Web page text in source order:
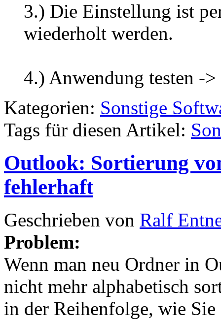
3.) Die Einstellung ist
wiederholt werden.
4.) Anwendung testen -
Kategorien: Sonstige
Tags für diesen Artikel:
Outlook: Sortierung
fehlerhaft
Geschrieben von Ralf
Problem:
Wenn man neu Ordner in
nicht mehr alphabetisch
in der Reihenfolge, wie